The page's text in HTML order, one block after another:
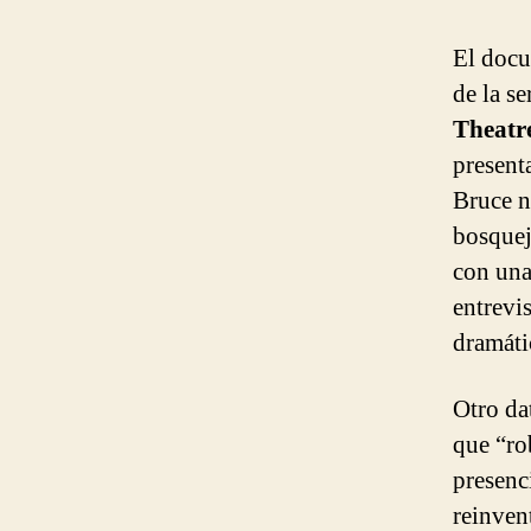
El
de la
Bruce
con
Otro
que